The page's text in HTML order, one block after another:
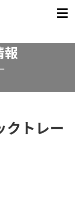
報
クトレー